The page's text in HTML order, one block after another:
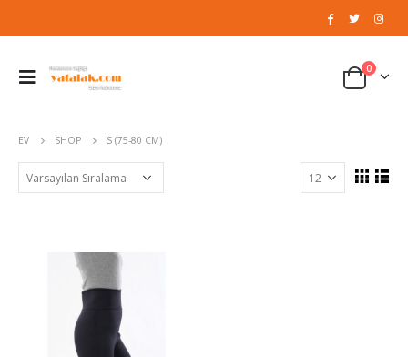
0
EV SHOP S (75-80 CM)